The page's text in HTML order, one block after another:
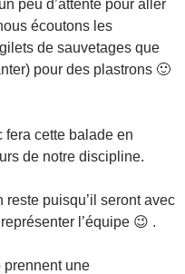
peu d’attente pour aller
écoutons les
de sauvetages que
pour des plastrons 🙂
fera cette balade en
de notre discipline.
puisqu’il seront avec
l’équipe 😉 .
prennent une